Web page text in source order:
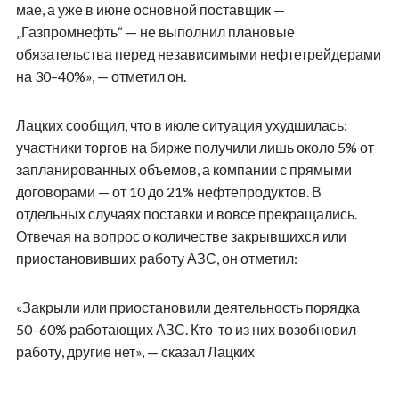
мае, а уже в июне основной поставщик —
„Газпромнефть“ — не выполнил плановые
обязательства перед независимыми нефтетрейдерами
на 30–40%», — отметил он.
Лацких сообщил, что в июле ситуация ухудшилась:
участники торгов на бирже получили лишь около 5% от
запланированных объемов, а компании с прямыми
договорами — от 10 до 21% нефтепродуктов. В
отдельных случаях поставки и вовсе прекращались.
Отвечая на вопрос о количестве закрывшихся или
приостановивших работу АЗС, он отметил:
«Закрыли или приостановили деятельность порядка
50–60% работающих АЗС. Кто-то из них возобновил
работу, другие нет», — сказал Лацких